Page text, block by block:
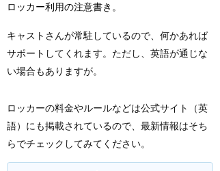
ロッカー利用の注意書き。
キャストさんが常駐しているので、何かあれば
サポートしてくれます。ただし、英語が通じな
い場合もありますが。
ロッカーの料金やルールなどは公式サイト（英
語）にも掲載されているので、最新情報はそち
らでチェックしてみてください。